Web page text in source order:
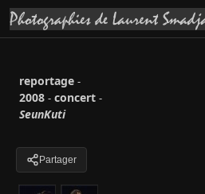
reportage -
2008 - concert -
SeunKuti
Partager